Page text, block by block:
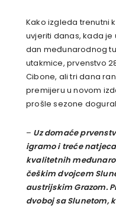
Kako izgleda trenutni
uvjeriti danas, kada je
dan međunarodnog
utakmice, prvenstvo
Cibone, ali tri dana
premijeru u novom
prošle sezone
– Uz domaće
igramo i treće
kvalitetnih
češkim dvojcem
austrijskim Grazom.
dvoboj sa Slunetom,